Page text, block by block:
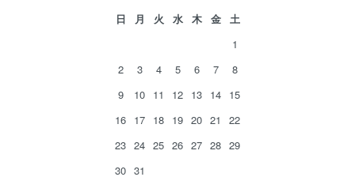
日 月 火 水 木 金
土
1
2
3 4 5 6 7
8
9
10 11 12 13 14 15
16 17 18 19 20 21
22
23 24 25 26 27 28 29
30 31